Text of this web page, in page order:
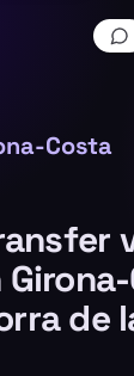
Costa
de